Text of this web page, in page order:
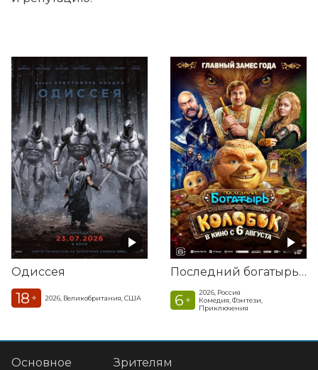
Одиссея
18 + 2026, Великобритания, США
Последний богатырь. Колобок
6 +
2026, Россия
Комедия, Фэнтези,
Приключения
Основное
Зрителям